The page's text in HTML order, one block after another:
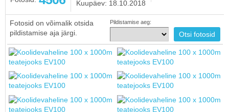
Kuupäev: 18.10.2018
Fotosid on võimalik otsida
pildistamise aja järgi.
Pildistamise aeg: